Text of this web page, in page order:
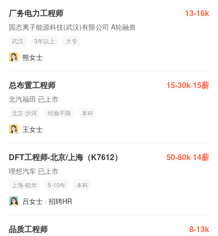
厂务电力工程师 13-16k
固态离子能源科技(武汉)有限公司 A轮融资
武汉 3年以上 大专
熊女士
总布置工程师 15-30k·15薪
北汽福田 已上市
北京-沙河 经验不限 本科
王女士
DFT工程师-北京/上海（K7612） 50-80k·14薪
理想汽车 已上市
上海-航华 5-10年 本科
吕女士 · 招聘HR
品质工程师 8-13k